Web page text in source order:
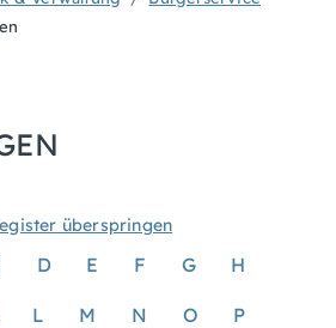
überspringen
D E F G H
L M N O P